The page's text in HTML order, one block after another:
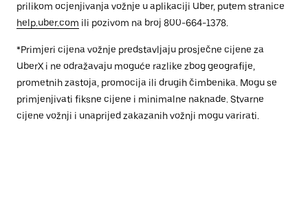
prilikom ocjenjivanja vožnje u aplikaciji Uber, putem stranice
help.uber.com ili pozivom na broj 800-664-1378.
*Primjeri cijena vožnje predstavljaju prosječne cijene za
UberX i ne odražavaju moguće razlike zbog geografije,
prometnih zastoja, promocija ili drugih čimbenika. Mogu se
primjenjivati fiksne cijene i minimalne naknade. Stvarne
cijene vožnji i unaprijed zakazanih vožnji mogu varirati.